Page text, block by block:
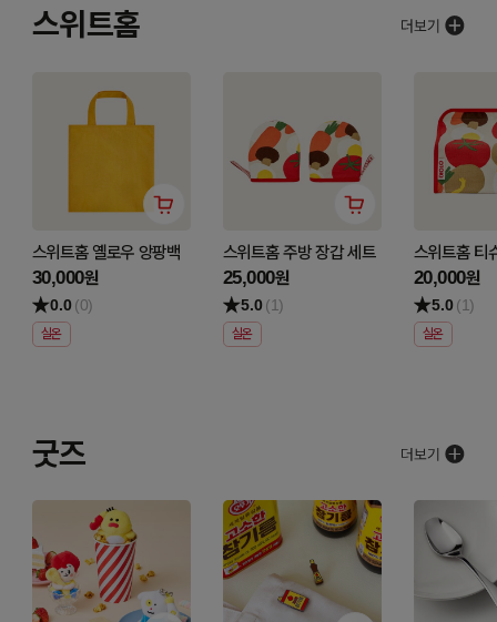
스위트홈
스위트홈 옐로우 앙팡백
30,000원
0.0 (0)
실온
스위트홈 주방 장갑 세트
25,000원
5.0 (1)
실온
스위트홈 티
20,000원
5.0 (1)
실온
굿즈